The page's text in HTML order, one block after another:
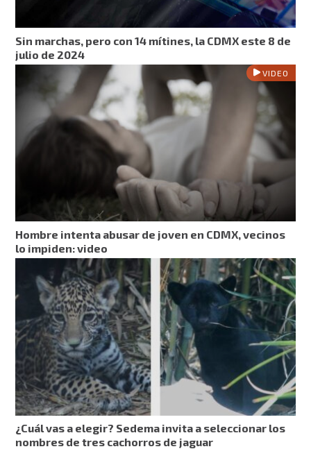
Sin marchas, pero con 14 mítines, la CDMX este 8 de
julio de 2024
VIDEO
Hombre intenta abusar de joven en CDMX, vecinos
lo impiden: video
¿Cuál vas a elegir? Sedema invita a seleccionar los
nombres de tres cachorros de jaguar